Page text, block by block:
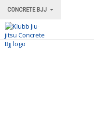
CONCRETE BJJ
HEM